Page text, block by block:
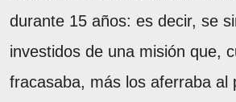
durante 15 años: es decir, se
investidos de una misión que,
fracasaba, más los aferraba al